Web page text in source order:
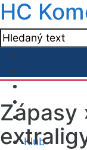
HC
Klub
Zápasy